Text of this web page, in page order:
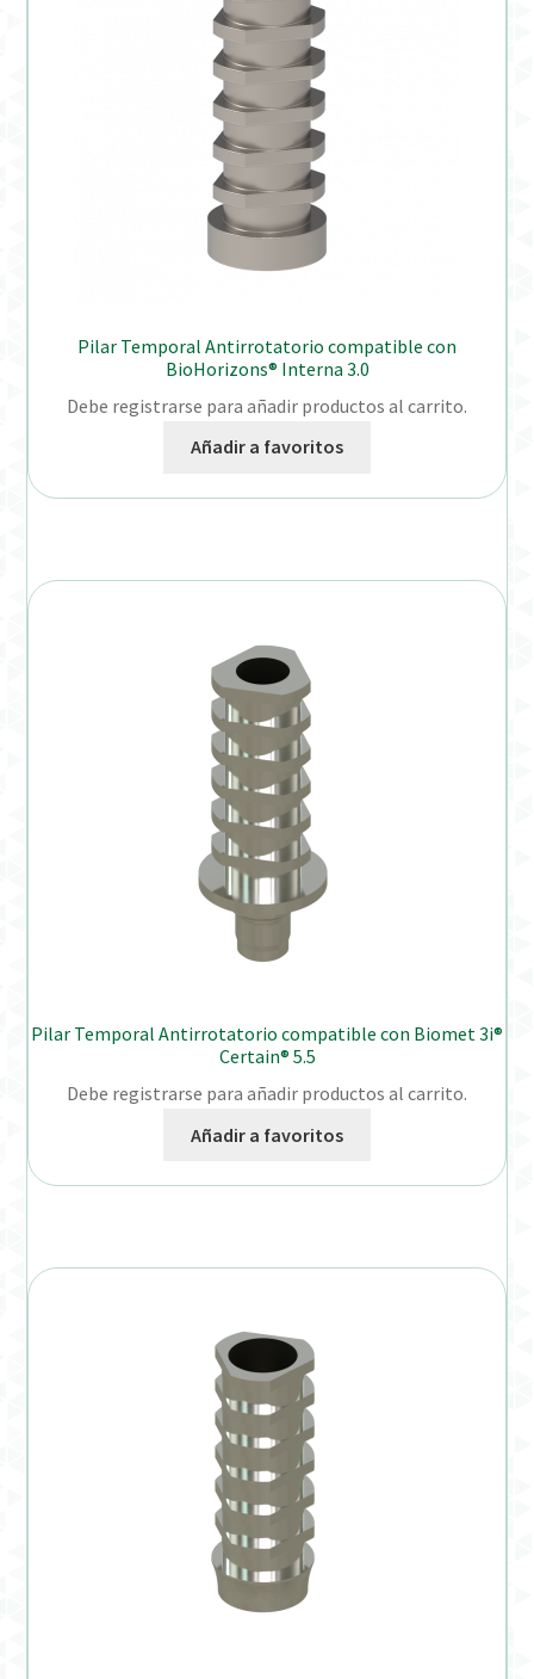
Pilar Temporal Antirrotatorio compatible con
BioHorizons® Interna 3.0
Debe registrarse para añadir productos al carrito.
Añadir a favoritos
Pilar Temporal Antirrotatorio compatible con Biomet 3i®
Certain® 5.5
Debe registrarse para añadir productos al carrito.
Añadir a favoritos